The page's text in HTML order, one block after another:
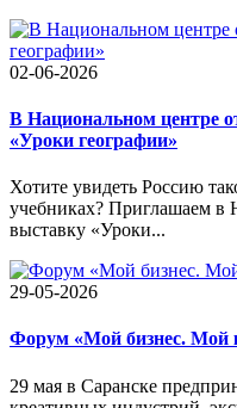
02-06-2026
В Национальном центре
«Уроки географии»
Хотите увидеть Россию
учебниках? Приглашаем
выставку «Уроки...
29-05-2026
Форум «Мой бизнес. Мой
29 мая в Саранске